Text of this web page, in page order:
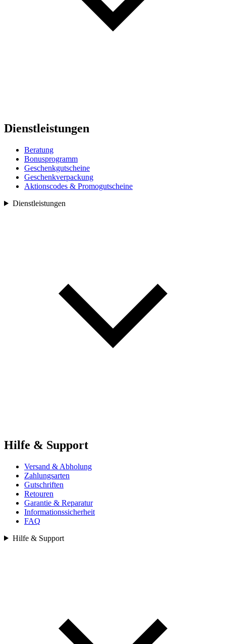
Dienstleistungen
Beratung
Bonusprogramm
Geschenkgutscheine
Geschenkverpackung
Aktionscodes & Promogutscheine
Dienstleistungen
Hilfe & Support
Versand & Abholung
Zahlungsarten
Gutschriften
Retouren
Garantie & Reparatur
Informationssicherheit
FAQ
Hilfe & Support